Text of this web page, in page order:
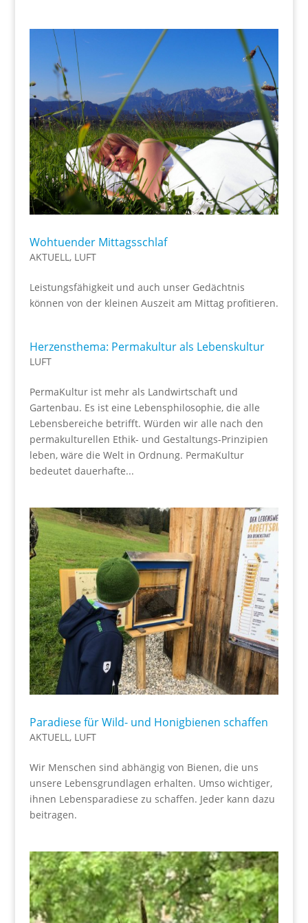
Wohtuender Mittagsschlaf
AKTUELL , LUFT
Leistungsfähigkeit und auch unser Gedächtnis
können von der kleinen Auszeit am Mittag profitieren.
Herzensthema: Permakultur als Lebenskultur
LUFT
PermaKultur ist mehr als Landwirtschaft und
Gartenbau. Es ist eine Lebensphilosophie, die alle
Lebensbereiche betrifft. Würden wir alle nach den
permakulturellen Ethik- und Gestaltungs-Prinzipien
leben, wäre die Welt in Ordnung. PermaKultur
bedeutet dauerhafte...
Paradiese für Wild- und Honigbienen schaffen
AKTUELL , LUFT
Wir Menschen sind abhängig von Bienen, die uns
unsere Lebensgrundlagen erhalten. Umso wichtiger,
ihnen Lebensparadiese zu schaffen. Jeder kann dazu
beitragen.